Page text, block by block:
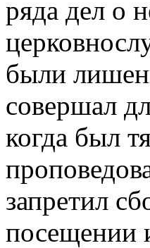
ряда дел о
были
совершал
когда был
запретил
посещении